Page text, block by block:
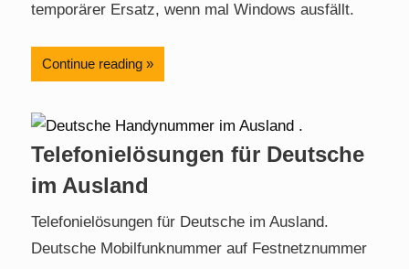
temporärer Ersatz, wenn mal Windows ausfällt.
Continue reading
Telefonielösungen für Deutsche
im Ausland
Telefonielösungen für Deutsche im Ausland.
Deutsche Mobilfunknummer auf Festnetznummer